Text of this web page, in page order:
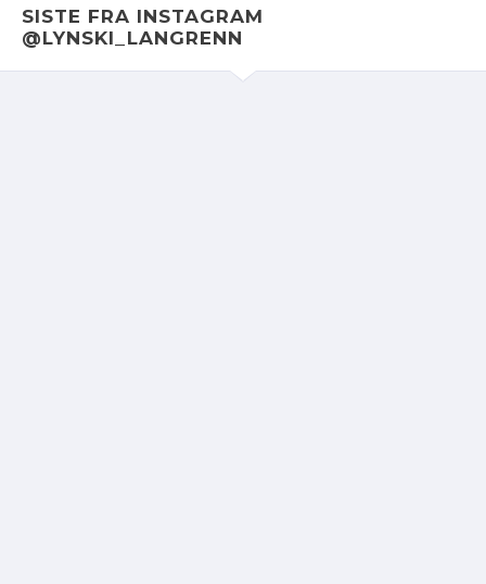
SISTE FRA INSTAGRAM
@LYNSKI_LANGRENN